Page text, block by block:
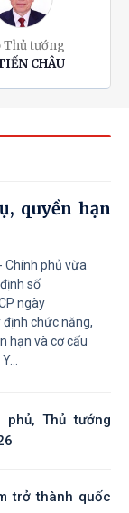
Thủ tướng
CHÂU
quyền hạn
Chính phủ vừa
số
ngày
chức năng,
hạn và cơ cấu
Thủ tướng
trở thành quốc